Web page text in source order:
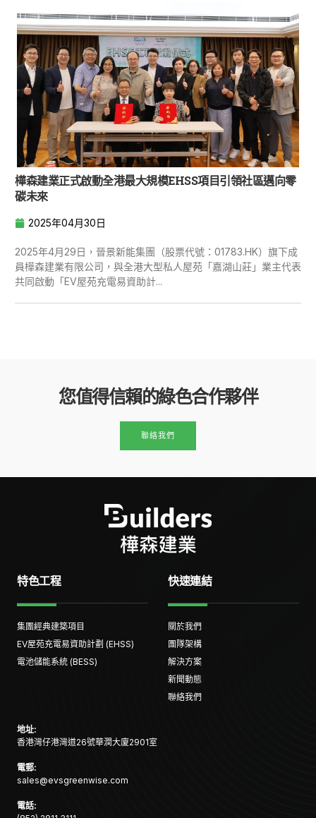
樺森建業正式啟動全港最大規模EHSS項目引領社區邁向零
碳未來
2025年04月30日
2025年4月29日，晉景新能集團（股票代號：01783.HK）旗下成
員樺森建業有限公司，與全港大型私人屋苑「嘉湖山莊」業主代表
共同啟動「EV屋苑充電易資助計...
您值得信賴的綠色合作夥伴
聯絡我們
特色工程
集團經典建築項目
EV屋苑充電易資助計劃 (EHSS)
電池儲能系統 (BESS)
快速連結
關於我們
團隊架構
解決方案
新聞動態
聯絡我們
地址:
香港灣仔港灣道26號華潤大廈2901室
電郵:
sales@evsgreenwise.com
電話: